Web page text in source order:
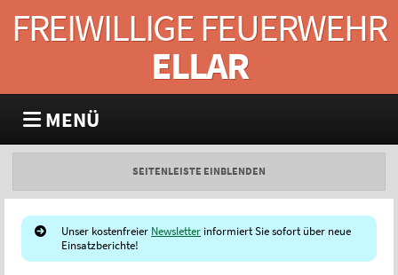
FREIWILLIGE FEUERWEHR
ELLAR
MENÜ
SEITENLEISTE EINBLENDEN
Unser kostenfreier Newsletterinformiert Sie sofort über neue
Einsatzberichte!